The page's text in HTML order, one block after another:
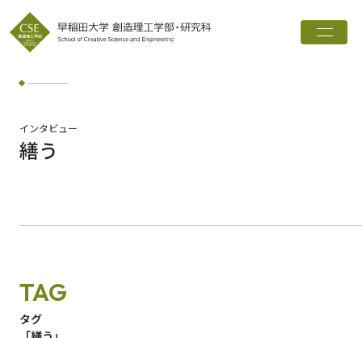
トップ
創造理工学部とは
学科・専攻
インタビュー
ワード検索
インタビュー
繕う
TAG
タグ